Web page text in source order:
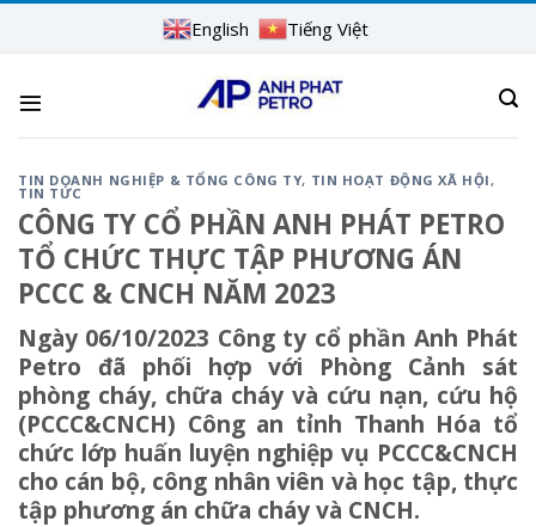
English Tiếng Việt
TIN DOANH NGHIỆP & TỔNG CÔNG TY, TIN HOẠT ĐỘNG XÃ HỘI,
TIN TỨC
CÔNG TY CỔ PHẦN ANH PHÁT PETRO
TỔ CHỨC THỰC TẬP PHƯƠNG ÁN
PCCC & CNCH NĂM 2023
Ngày 06/10/2023 Công ty cổ phần Anh Phát
Petro đã phối hợp với Phòng Cảnh sát
phòng cháy, chữa cháy và cứu nạn, cứu hộ
(PCCC&CNCH) Công an tỉnh Thanh Hóa tổ
chức lớp huấn luyện nghiệp vụ PCCC&CNCH
cho cán bộ, công nhân viên và học tập, thực
tập phương án chữa cháy và CNCH.